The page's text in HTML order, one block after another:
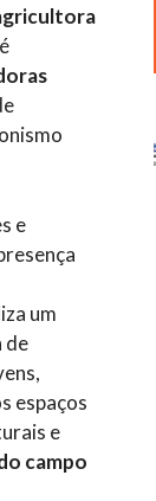
e
um
de
espaços
e
campo